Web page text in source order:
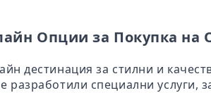
Опции за Покупка на
дестинация за стилни и
специални услуги,